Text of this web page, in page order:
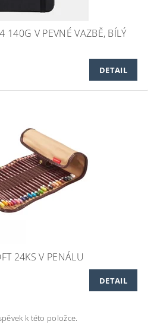
140G V PEVNÉ VAZBĚ, BÍLÝ
DETAIL
24KS V PENÁLU
DETAIL
k této položce.